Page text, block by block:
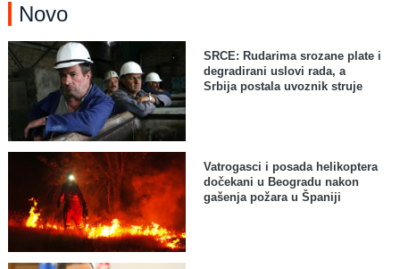
Novo
SRCE: Rudarima srozane plate i
degradirani uslovi rada, a
Srbija postala uvoznik struje
Vatrogasci i posada helikoptera
dočekani u Beogradu nakon
gašenja požara u Španiji